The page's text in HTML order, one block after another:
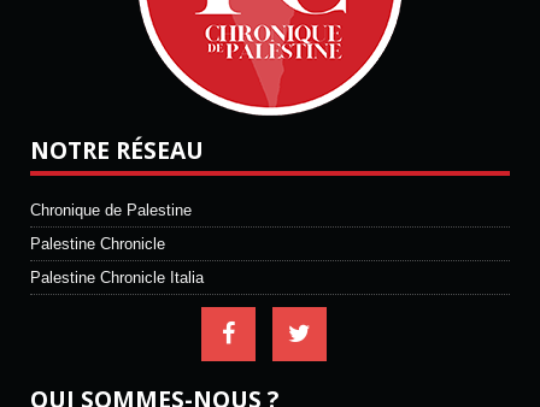
NOTRE RÉSEAU
Chronique de Palestine
Palestine Chronicle
Palestine Chronicle Italia
QUI SOMMES-NOUS ?